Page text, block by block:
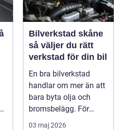
Bilverkstad skåne
så väljer du rätt
verkstad för din bil
En bra bilverkstad
handlar om mer än att
bara byta olja och
bromsbelägg. För
många är bilen
03 maj 2026